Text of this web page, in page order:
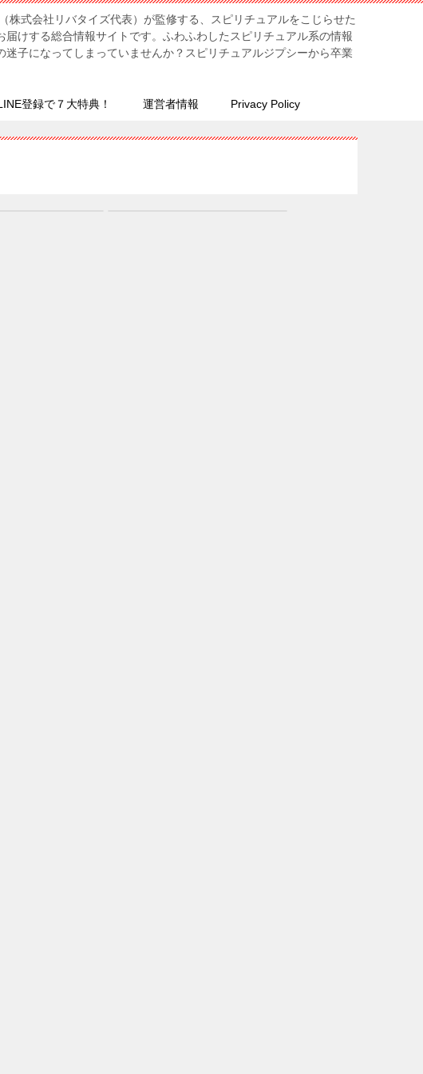
株式会社リバタイズ代表）が監修する、スピリチュアルをこじらせた
届けする総合情報サイトです。ふわふわしたスピリチュアル系の情報
迷子になってしまっていませんか？スピリチュアルジプシーから卒業
登録で７大特典！ 運営者情報 Privacy Policy